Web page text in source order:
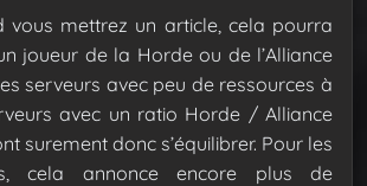
vous mettrez un article, cela pourra
joueur de la Horde ou de l’Alliance
serveurs avec peu de ressources à
avec un ratio Horde / Alliance
surement donc s’équilibrer. Pour les
cela annonce encore plus de